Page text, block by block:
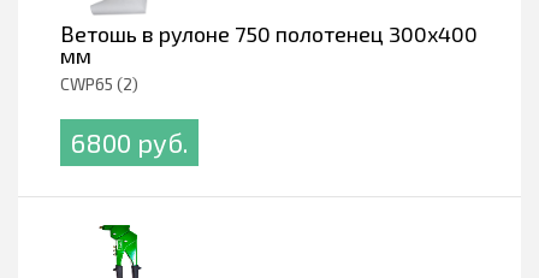
Ветошь в рулоне 750 полотенец 300х400
мм
CWP65 (2)
6800 pуб.